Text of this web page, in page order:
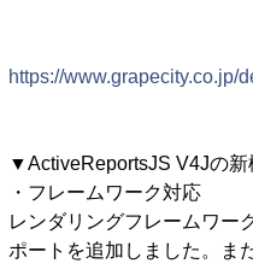
https://www.grapecity.co.jp/
▼ActiveReportsJS V4Jの新
・フレームワーク対応
レンダリングフレームワー
ポートを追加しました。ま